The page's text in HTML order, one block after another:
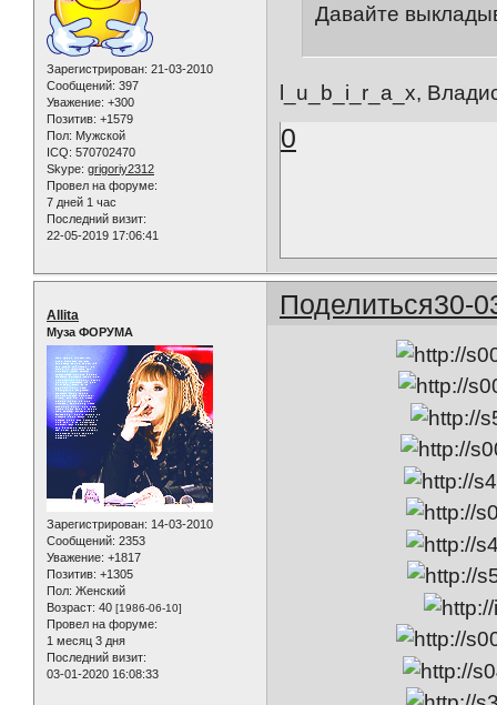
Зарегистрирован: 21-03-2010
Сообщений: 397
Уважение: +300
Позитив: +1579
Пол: Мужской
ICQ: 570702470
Skype: grigoriy2312
Провел на форуме:
7 дней 1 час
Последний визит:
22-05-2019 17:06:41
Давайте
l_u_b_i_r_a_x,
0
Поделиться30-
Allita
Муза ФОРУМА
Зарегистрирован: 14-03-2010
Сообщений: 2353
Уважение: +1817
Позитив: +1305
Пол: Женский
Возраст: 40 [1986-06-10]
Провел на форуме:
1 месяц 3 дня
Последний визит:
03-01-2020 16:08:33